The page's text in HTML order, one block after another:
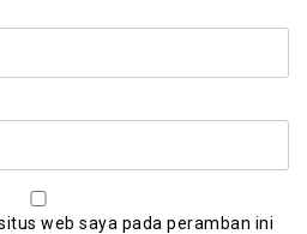
web saya pada peramban ini